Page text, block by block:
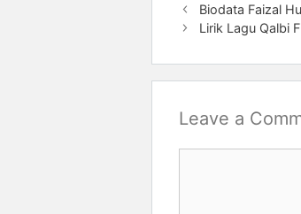
Biodata Faizal
Lirik Lagu Qalbi
Leave a